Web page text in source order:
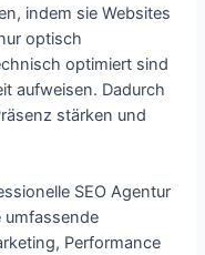
indem sie Websites
optisch
optimiert sind
aufweisen. Dadurch
stärken und
SEO Agentur
umfassende
Performance